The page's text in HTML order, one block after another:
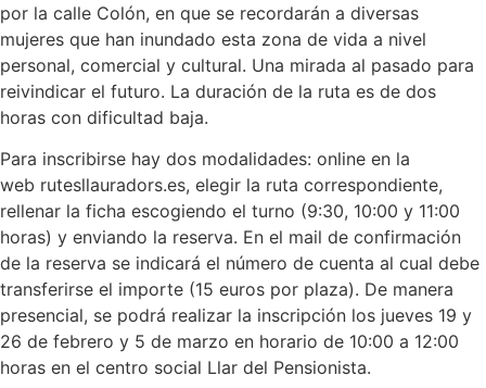
por la calle Colón, en que se recordarán a diversas
mujeres que han inundado esta zona de vida a nivel
personal, comercial y cultural. Una mirada al pasado para
reivindicar el futuro. La duración de la ruta es de dos
horas con dificultad baja.
Para inscribirse hay dos modalidades: online en la
web rutesllauradors.es, elegir la ruta correspondiente,
rellenar la ficha escogiendo el turno (9:30, 10:00 y 11:00
horas) y enviando la reserva. En el mail de confirmación
de la reserva se indicará el número de cuenta al cual debe
transferirse el importe (15 euros por plaza). De manera
presencial, se podrá realizar la inscripción los jueves 19 y
26 de febrero y 5 de marzo en horario de 10:00 a 12:00
horas en el centro social Llar del Pensionista.